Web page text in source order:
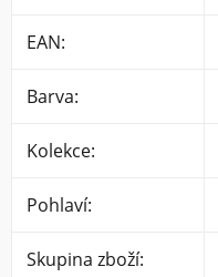
EAN:
Barva:
Kolekce:
Pohlaví:
Skupina zboží: